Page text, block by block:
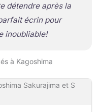
détendre après la
écrin pour
inoubliable!
à Kagoshima